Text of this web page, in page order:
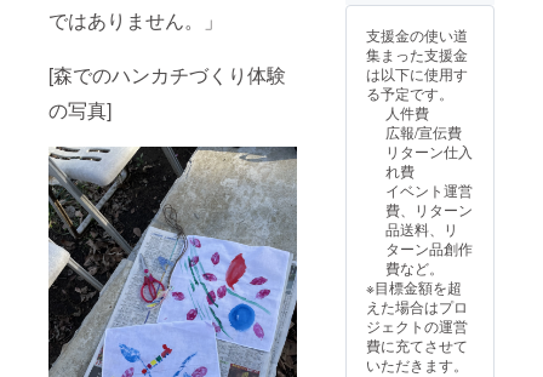
ではありません。」
[森でのハンカチづくり体験
の写真]
（先着
順・定
員あ
り）」
20人先
着順で
あるこ
と・枠
数が限
られて
いるこ
とをご
了承く
ださ
い。
介や活
動イベ
ント内
でのス
ポン
サー紹
介をさ
ただき
ます。
・有効
期限：
2027年
1月から
2028年
12月末
まで
支援金の使い道
集まった支援金
は以下に使用す
る予定です。
人件費
広報/宣伝費
リターン仕入
れ費
イベント運営
費、リターン
品送料、リ
ターン品創作
費など。
※目標金額を超
えた場合はプロ
ジェクトの運営
費に充てさせて
いただきます。